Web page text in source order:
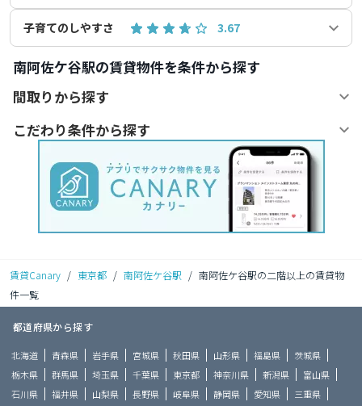
子育てのしやすさ 3.67
南阿佐ケ谷駅の賃貸物件を条件から探す
間取りから探す
こだわり条件から探す
賃貸Canary / 東京都 / 南阿佐ケ谷駅 / 南阿佐ケ谷駅の二階以上の賃貸物
件一覧
都道府県から探す
北海道 青森県 岩手県 宮城県 秋田県 山形県 福島県
茨城県
栃木県
群馬県 埼玉県 千葉県 東京都 神奈川県 新潟県
富山県
石川県
福井県 山梨県 長野県 岐阜県 静岡県 愛知県 三重県